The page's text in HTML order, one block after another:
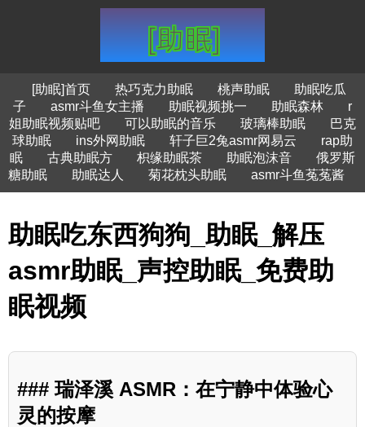
[助眠]首页 热巧克力助眠 桃声助眠
助眠吃瓜
子
asmr斗鱼女主播 助眠视频挑一 助眠森林
r
姐助眠视频贴吧
可以助眠的音乐 玻璃棒助眠
巴克
球助眠
ins外网助眠 轩子巨2兔asmr网易云
rap助
眠
古典助眠方 枳缘助眠茶 助眠泡沫音
俄罗斯
糖助眠
助眠达人 菊花枕头助眠 asmr斗鱼菟菟酱
助眠吃东西狗狗_助眠_解压
asmr助眠_声控助眠_免费助
眠视频
### 瑞泽溪 ASMR：在宁静中体验心
灵的按摩